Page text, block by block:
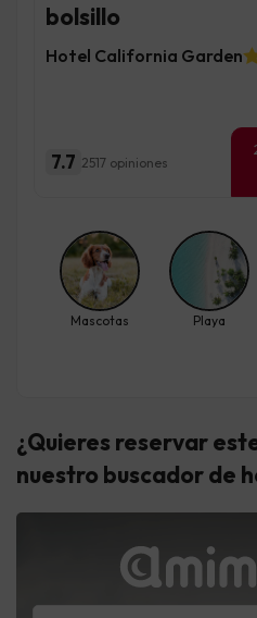
bolsillo
Hotel California Garden
7.7 2517 opiniones
Mascotas Playa
¿Quieres reservar
nuestro buscador de